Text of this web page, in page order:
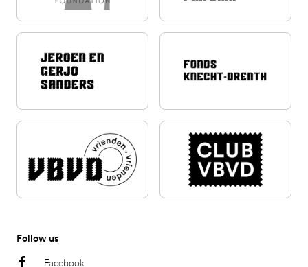
Follow us
Facebook